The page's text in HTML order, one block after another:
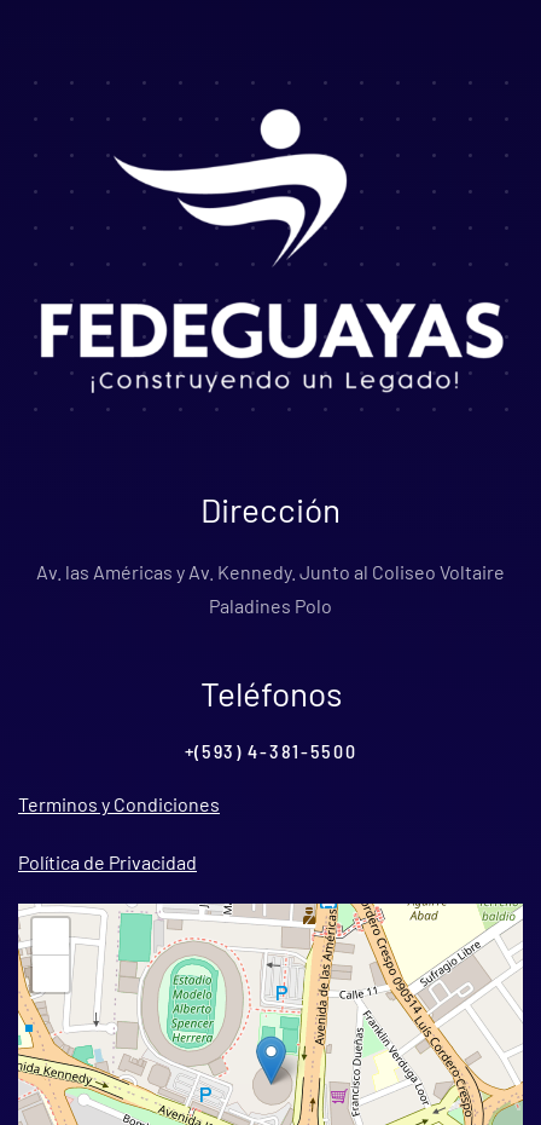
Dirección
Av. las Américas y Av. Kennedy. Junto al Coliseo Voltaire
Paladines Polo
Teléfonos
+(593) 4-381-5500
Terminos y Condiciones
Política de Privacidad